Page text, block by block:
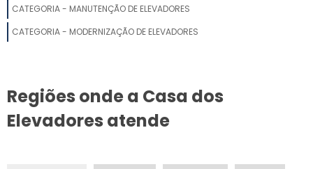
ELEVADOR RESIDENCIAL UNIFAMILIAR PRECO FLORIANOPOLIS
ELEVADOR PARA CADEIRANTE PREÇO
MONTA CARGA RESIDENCIAL
CATEGORIA - MANUTENÇÃO DE ELEVADORES
CATEGORIA - MODERNIZAÇÃO DE ELEVADORES
Regiões onde a Casa dos
Elevadores atende